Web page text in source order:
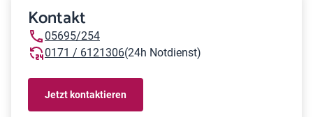
Kontakt
05695/254
0171 / 6121306(24h Notdienst)
Jetzt kontaktieren